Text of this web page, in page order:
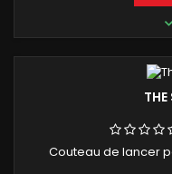
Couteau de lancer